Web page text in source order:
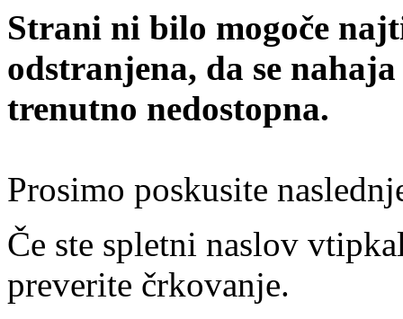
Strani ni bilo mogoče
odstranjena, da se
trenutno nedostopna.
Prosimo poskusite
Če ste spletni naslov
preverite črkovanje.